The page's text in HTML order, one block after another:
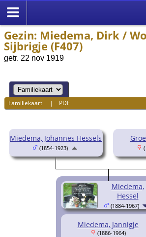
Gezin: Miedema, Dirk /
Sijbrigje (F407)
getr. 22 nov 1919
Familiekaart | PDF
Miedema, Johannes Hessels
(1854-1923)
Miedema,
Hessel
(1884-1967)
Miedema, Jannigje
(1886-1964)